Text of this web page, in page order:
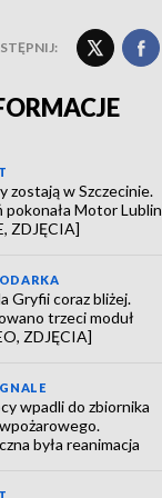
zostają w Szczecinie.
pokonała Motor Lublin
ZDJĘCIA]
Gryfii coraz bliżej.
trzeci moduł
ZDJĘCIA]
wpadli do zbiornika
była reanimacja